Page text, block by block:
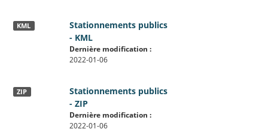
Stationnements publics
- KML
KML
Dernière modification :
2022-01-06
Stationnements publics
- ZIP
ZIP
Dernière modification :
2022-01-06